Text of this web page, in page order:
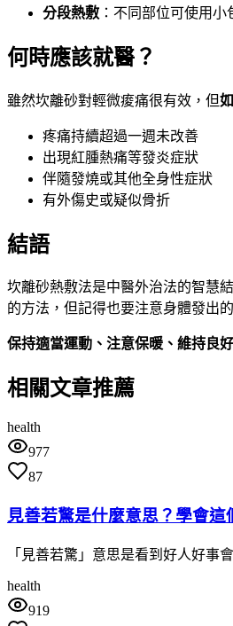
分段熱敷 ：不同部位可使用
何時應該就醫？
雖然坎離砂對輕微痠痛很有效，但
疼痛持續超過一週未改善
出現紅腫熱痛等發炎症狀
伴隨發燒或其他全身性症狀
有外傷史或疑似骨折
結語
坎離砂熱敷法是中醫外治法的智慧
的方法，但記得也要注意身體發出
保持適當運動、注意保暖、維持良
相關文章推薦
health
977
87
見善若驚是什麼意思？學會
「見善若驚」意思是看到好人好事
health
919